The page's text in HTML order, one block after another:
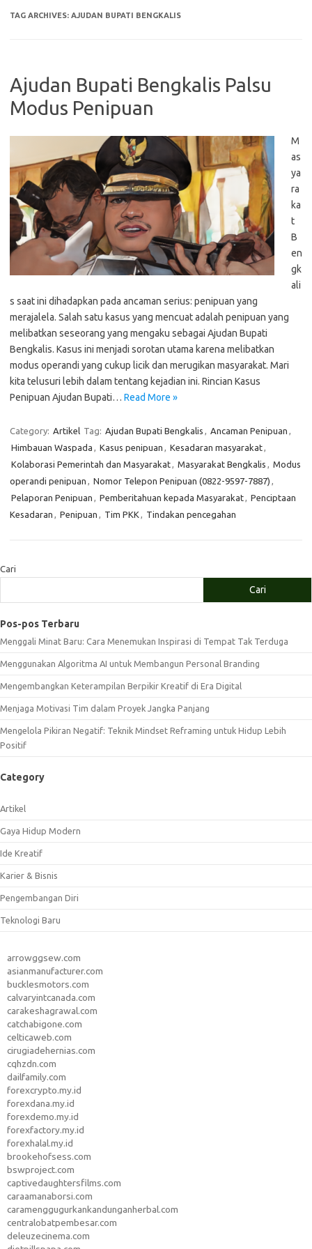
TAG ARCHIVES: AJUDAN BUPATI BENGKALIS
Ajudan Bupati Bengkalis Palsu
Modus Penipuan
M
as
ya
ra
ka
t
B
en
gk
ali
s saat ini dihadapkan pada ancaman serius: penipuan yang
merajalela. Salah satu kasus yang mencuat adalah penipuan yang
melibatkan seseorang yang mengaku sebagai Ajudan Bupati
Bengkalis. Kasus ini menjadi sorotan utama karena melibatkan
modus operandi yang cukup licik dan merugikan masyarakat. Mari
kita telusuri lebih dalam tentang kejadian ini. Rincian Kasus
Penipuan Ajudan Bupati… Read More »
Category: Artikel Tag: Ajudan Bupati Bengkalis , Ancaman Penipuan ,
Himbauan Waspada , Kasus penipuan , Kesadaran masyarakat,
Kolaborasi Pemerintah dan Masyarakat, Masyarakat Bengkalis , Modus
operandi penipuan , Nomor Telepon Penipuan (0822-9597-7887) ,
Pelaporan Penipuan , Pemberitahuan kepada Masyarakat, Penciptaan
Kesadaran , Penipuan , Tim PKK , Tindakan pencegahan
Cari
Cari
Pos-pos Terbaru
Menggali Minat Baru: Cara Menemukan Inspirasi di Tempat Tak Terduga
Menggunakan Algoritma AI untuk Membangun Personal Branding
Mengembangkan Keterampilan Berpikir Kreatif di Era Digital
Menjaga Motivasi Tim dalam Proyek Jangka Panjang
Mengelola Pikiran Negatif: Teknik Mindset Reframing untuk Hidup Lebih
Positif
Category
Artikel
Gaya Hidup Modern
Ide Kreatif
Karier & Bisnis
Pengembangan Diri
Teknologi Baru
arrowggsew.com
asianmanufacturer.com
bucklesmotors.com
calvaryintcanada.com
carakeshagrawal.com
catchabigone.com
celticaweb.com
cirugiadehernias.com
cqhzdn.com
dailfamily.com
forexcrypto.my.id
forexdana.my.id
forexdemo.my.id
forexfactory.my.id
forexhalal.my.id
brookehofsess.com
bswproject.com
captivedaughtersfilms.com
caraamanaborsi.com
caramenggugurkankandunganherbal.com
centralobatpembesar.com
deleuzecinema.com